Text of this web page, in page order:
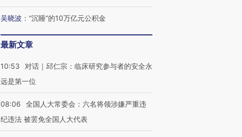
吴晓波 ： “沉睡”的10万亿元公积金
最新文章
10:53
对话｜邱仁宗：临床研究参与者的安全永
远是第一位
08:06
全国人大常委会：六名将领涉嫌严重违
纪违法 被罢免全国人大代表